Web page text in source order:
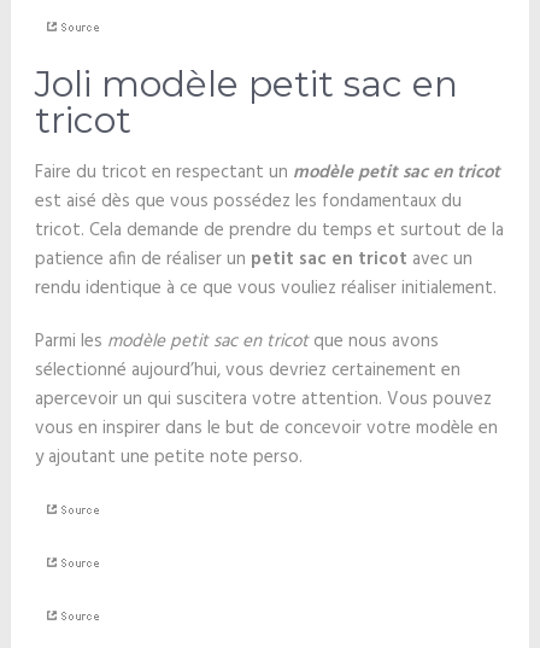
Joli modèle petit sac en
tricot
Faire du tricot en respectant un modèle petit sac en tricot
est aisé dès que vous possédez les fondamentaux du
tricot. Cela demande de prendre du temps et surtout de la
patience afin de réaliser un petit sac en tricot avec un
rendu identique à ce que vous vouliez réaliser initialement.
Parmi les modèle petit sac en tricotque nous avons
sélectionné aujourd’hui, vous devriez certainement en
apercevoir un qui suscitera votre attention. Vous pouvez
vous en inspirer dans le but de concevoir votre modèle en
y ajoutant une petite note perso.